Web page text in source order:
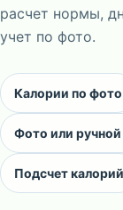
расчет нормы,
учет по фото.
Калории по фото
Фото или ручной
Подсчет калорий